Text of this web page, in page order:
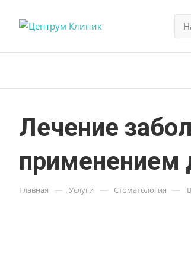
Лечение
применением
Главная — Услуги — Стоматология —